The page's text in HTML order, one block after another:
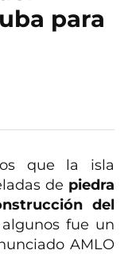
para
que la isla
de piedra
del
fue un
AMLO